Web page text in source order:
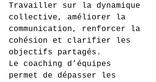
Travailler sur la dynamique
collective, améliorer la
communication, renforcer la
cohésion et clarifier les
objectifs partagés.
Le coaching d’équipes
permet de dépasser les